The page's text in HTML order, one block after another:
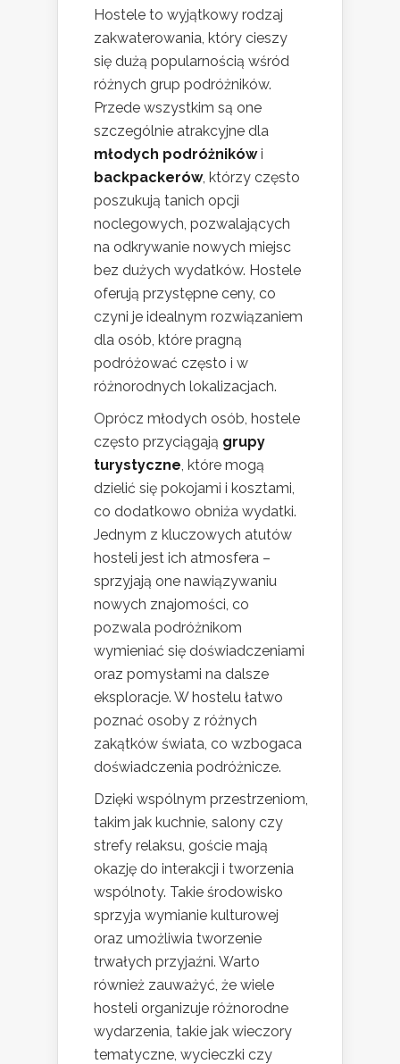
Hostele to wyjątkowy rodzaj
zakwaterowania, który cieszy
się dużą popularnością wśród
różnych grup podróżników.
Przede wszystkim są one
szczególnie atrakcyjne dla
młodych podróżnikówi
backpackerów, którzy często
poszukują tanich opcji
noclegowych, pozwalających
na odkrywanie nowych miejsc
bez dużych wydatków. Hostele
oferują przystępne ceny, co
czyni je idealnym rozwiązaniem
dla osób, które pragną
podróżować często i w
różnorodnych lokalizacjach.
Oprócz młodych osób, hostele
często przyciągają grupy
turystyczne , które mogą
dzielić się pokojami i kosztami,
co dodatkowo obniża wydatki.
Jednym z kluczowych atutów
hosteli jest ich atmosfera –
sprzyjają one nawiązywaniu
nowych znajomości, co
pozwala podróżnikom
wymieniać się doświadczeniami
oraz pomysłami na dalsze
eksploracje. W hostelu łatwo
poznać osoby z różnych
zakątków świata, co wzbogaca
doświadczenia podróżnicze.
Dzięki wspólnym przestrzeniom,
takim jak kuchnie, salony czy
strefy relaksu, goście mają
okazję do interakcji i tworzenia
wspólnoty. Takie środowisko
sprzyja wymianie kulturowej
oraz umożliwia tworzenie
trwałych przyjaźni. Warto
również zauważyć, że wiele
hosteli organizuje różnorodne
wydarzenia, takie jak wieczory
tematyczne, wycieczki czy